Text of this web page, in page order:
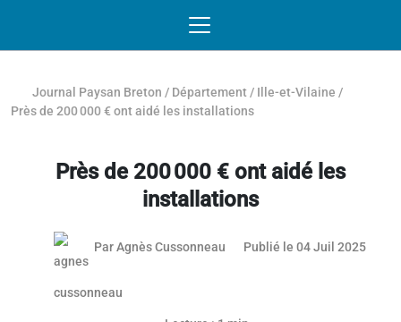
Journal Paysan Breton / Département / Ille-et-Vilaine /
Près de 200 000 € ont aidé les installations
Près de 200 000 € ont aidé les
installations
Article réservé aux abonnés
ParAgnès Cussonneau Publié le 04 Juil 202503